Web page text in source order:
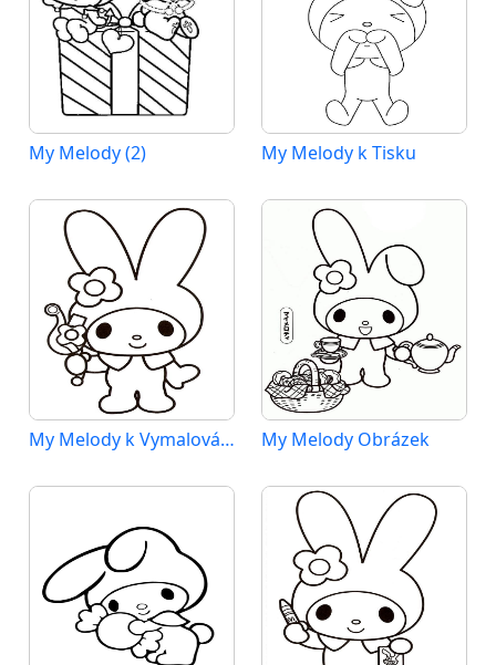
My Melody (2) My Melody k Tisku
My Melody k Vymalování My Melody Obrázek